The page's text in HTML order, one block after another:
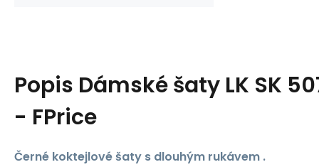
Popis Dámské šaty LK SK
- FPrice
Černé koktejlové šaty s dlouhým rukávem .